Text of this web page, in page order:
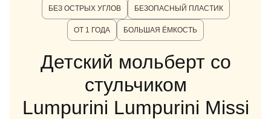
БЕЗ ОСТРЫХ УГЛОВ БЕЗОПАСНЫЙ ПЛАСТИК
ОТ 1 ГОДА БОЛЬШАЯ ЁМКОСТЬ
Детский мольберт со
стульчиком
Lumpurini Lumpurini Missi